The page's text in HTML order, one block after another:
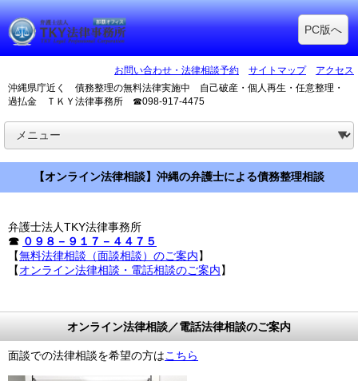
PC版へ
お問い合わせ・法律相談予約 サイトマップ
アクセス
沖縄県庁近く 債務整理の無料法律実施中 自己破産・個人再生・任意整理・
過払金 ＴＫＹ法律事務所 ☎098-917-4475
【オンライン法律相談】沖縄の弁護士による債務整理相談
弁護士法人TKY法律事務所
☎ ０９８－９１７－４４７５
【無料法律相談（面談相談）のご案内】
【オンライン法律相談・電話相談のご案内】
オンライン法律相談／電話法律相談のご案内
面談での法律相談を希望の方はこちら